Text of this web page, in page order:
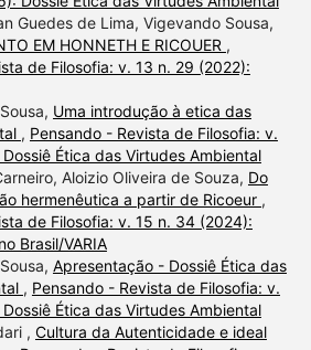
Guedes de Lima, Vigevando Sousa,
EM HONNETH E RICOUER ,
de Filosofia: v. 13 n. 29 (2022):
Uma introdução à etica das
, Pensando - Revista de Filosofia: v.
Ética das Virtudes Ambiental
Aloizio Oliveira de Souza, Do
hermenêutica a partir de Ricoeur ,
de Filosofia: v. 15 n. 34 (2024):
Brasil/VARIA
Apresentação - Dossiê Ética das
, Pensando - Revista de Filosofia: v.
Ética das Virtudes Ambiental
, Cultura da Autenticidade e ideal